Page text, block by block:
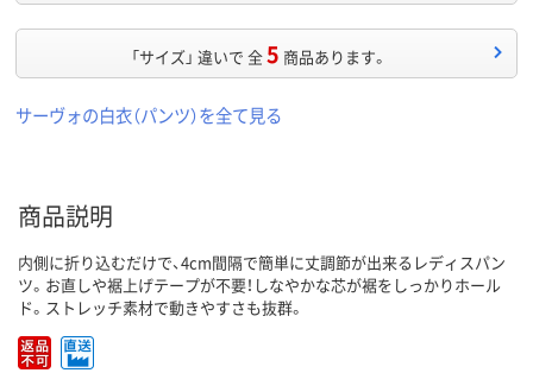
「サイズ」 違いで 全5 商品あります。
サーヴォの白衣（パンツ）を全て見る
商品説明
内側に折り込むだけで、4cm間隔で簡単に丈調節が出来るレディスパン
ツ。お直しや裾上げテープが不要！しなやかな芯が裾をしっかりホール
ド。ストレッチ素材で動きやすさも抜群。